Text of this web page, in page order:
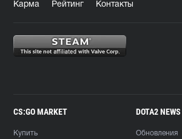
Карма Рейтинг Контакты
CS:GO MARKET
Купить
DOTA2 NEWS
Обновления